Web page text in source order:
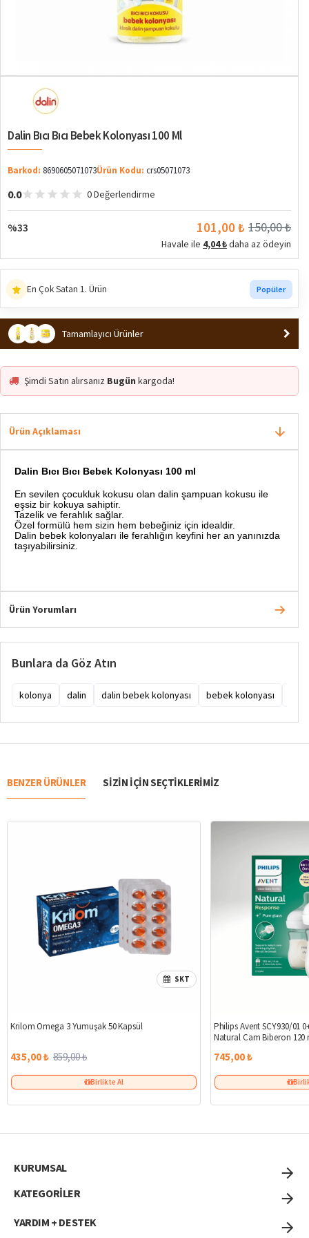
Dalin Bıcı Bıcı Bebek Kolonyası 100 Ml
Barkod: 8690605071073Ürün Kodu: crs05071073
0.0 0 Değerlendirme
%33 101,00 ₺ 150,00 ₺
Havale ile 4,04 ₺daha az ödeyin
2. ürüne %10 indirim Sepette
Trend
En Çok Satan 1. Ürün Popüler
Tamamlayıcı Ürünler
Şimdi Satın alırsanız Bugün kargoda!
Ürün Açıklaması
Dalin Bıcı Bıcı Bebek Kolonyası 100 ml
En sevilen çocukluk kokusu olan dalin şampuan kokusu ile
eşsiz bir kokuya sahiptir.
Tazelik ve ferahlık sağlar.
Özel formülü hem sizin hem bebeğiniz için idealdir.
Dalin bebek kolonyaları ile ferahlığın keyfini her an yanınızda
taşıyabilirsiniz.
Ürün Yorumları
Bunlara da Göz Atın
kolonya dalin dalin bebek kolonyası bebek kolonyası
BENZER ÜRÜNLER SIZIN IÇIN SEÇTIKLERIMIZ
SKT
Krilom Omega 3 Yumuşak 50 Kapsül
435,00 ₺ 859,00 ₺
Birlikte Al
Philips Avent SCY930/01
Natural Cam Biberon 120
745,00 ₺
KURUMSAL
KATEGORİLER
YARDIM + DESTEK